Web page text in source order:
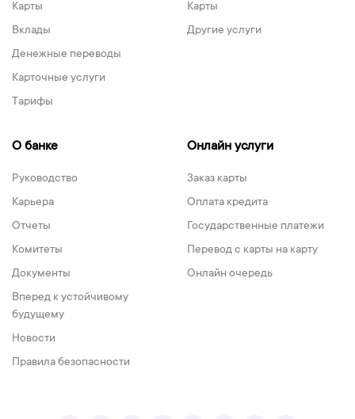
Карты
Вклады
Денежные переводы
Карточные услуги
Тарифы
Карты
Другие услуги
О банке
Руководство
Карьера
Отчеты
Комитеты
Документы
Вперед к устойчивому
будущему
Новости
Правила безопасности
Онлайн услуги
Заказ карты
Оплата кредита
Государственные платежи
Перевод с карты на карту
Онлайн очередь